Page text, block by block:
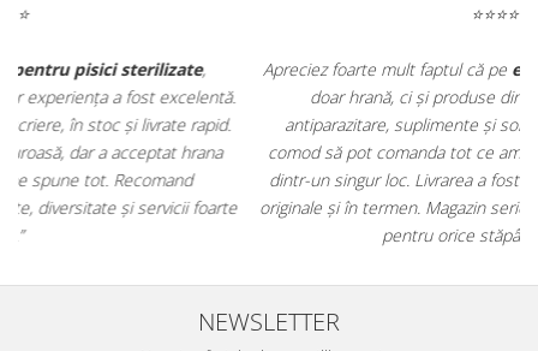
Apreciez foarte mult faptul că peehranaanimale.rogăsesc nu
doar hrană, ci și produse din
farmacia veterinară:
antiparazitare, suplimente și soluții de îngrijire. Este foarte
comod să pot comanda tot ce am nevoie pentru animalul meu
dintr-un singur loc. Livrarea a fost rapidă, iar produsele au fost
originale și în termen. Magazin serios, bine organizat și foarte util
pentru orice stăpân de animale.
NEWSLETTER